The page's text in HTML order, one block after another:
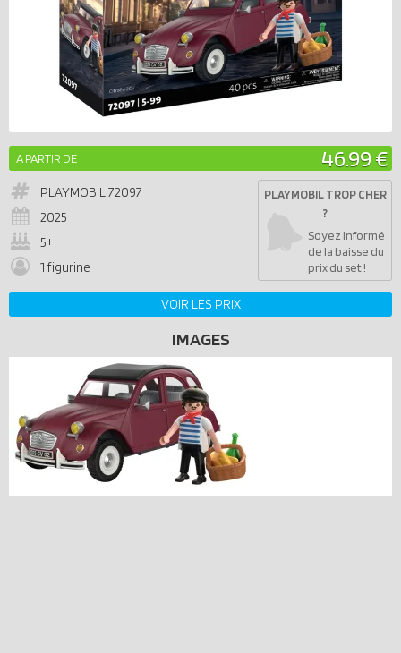
A PARTIR DE 46.99 €
PLAYMOBIL72097
2025
5+
1 figurine
PLAYMOBIL TROP CHER
?
Soyez informé
de la baisse du
prix du set !
VOIR LES PRIX
IMAGES